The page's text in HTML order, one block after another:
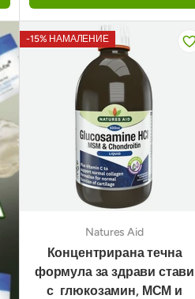
-15% НАМАЛЕНИЕ
Natures Aid
Концентрирана течна
формула за здрави стави
с глюкозамин, МСМ и